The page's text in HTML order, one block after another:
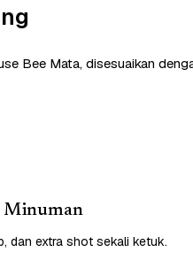
Bee Mata, disesuaikan
Minuman
dan extra shot sekali ketuk.